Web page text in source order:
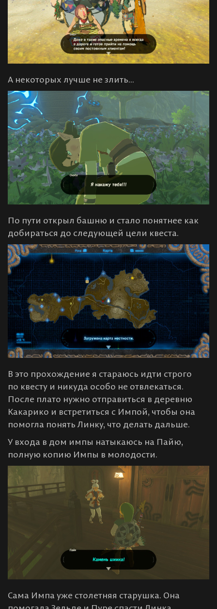
А некоторых лучше не злить...
По пути открыл башню и стало понятнее как
добираться до следующей цели квеста.
В это прохождение я стараюсь идти строго
по квесту и никуда особо не отвлекаться.
После плато нужно отправиться в деревню
Какарико и встретиться с Импой, чтобы она
помогла понять Линку, что делать дальше.
У входа в дом импы натыкаюсь на Пайю,
полную копию Импы в молодости.
Сама Импа уже столетняя старушка. Она